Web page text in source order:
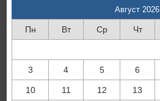
Август 2026
Пн Вт Ср Чт
3 4 5 6
10 11 12 13